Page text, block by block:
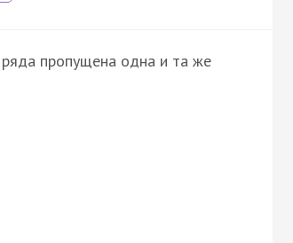
пропущена одна и та же